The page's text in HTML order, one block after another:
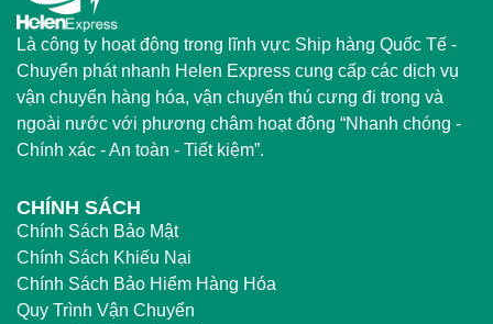
Là công ty hoạt động trong lĩnh vực Ship hàng Quốc Tế -
Chuyển phát nhanh Helen Express cung cấp các dịch vụ
vận chuyển hàng hóa, vận chuyển thú cưng đi trong và
ngoài nước với phương châm hoạt động “Nhanh chóng -
Chính xác - An toàn - Tiết kiệm”.
CHÍNH SÁCH
Chính Sách Bảo Mật
Chính Sách Khiếu Nại
Chính Sách Bảo Hiểm Hàng Hóa
Quy Trình Vận Chuyển